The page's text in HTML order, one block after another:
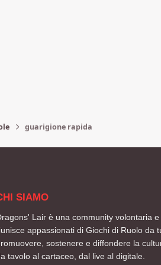
guarigione rapida
SIAMO
Lair è una community volontaria
appassionati di Giochi di Ruolo da
sostenere e diffondere la
tavolo al cartaceo, dal live al digitale.